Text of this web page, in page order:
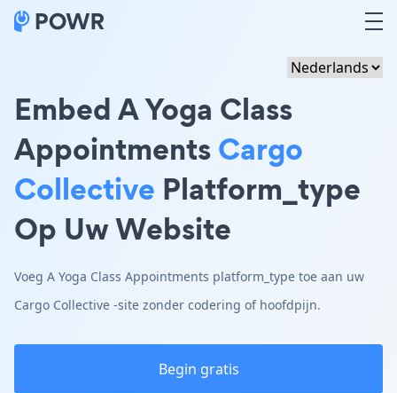
Embed A Yoga Class
AppointmentsCargo
Collective Platform_type
Op Uw Website
Voeg A Yoga Class Appointments platform_type toe aan uw
Cargo Collective -site zonder codering of hoofdpijn.
Begin gratis